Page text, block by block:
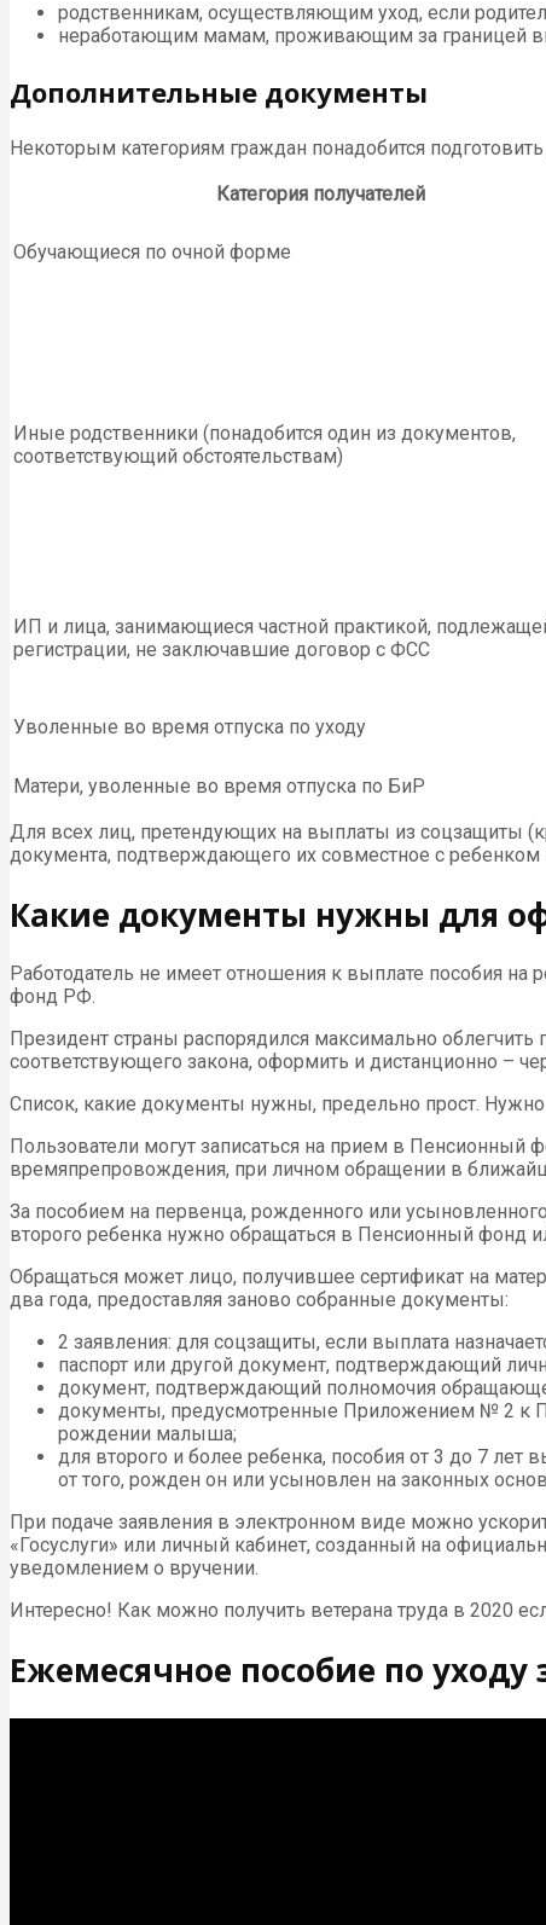
родственникам, осуществляющим уход, если
неработающим мамам, проживающим за границей
Дополнительные документы
Некоторым категориям граждан понадобится
Категория получателей
Обучающиеся по очной форме
Иные родственники (понадобится один из документов,
соответствующий обстоятельствам)
ИП и лица, занимающиеся частной практикой,
регистрации, не заключавшие договор с ФСС
Уволенные во время отпуска по уходу
Матери, уволенные во время отпуска по БиР
Для всех лиц, претендующих на выплаты из соцзащиты
документа, подтверждающего их совместное с
Какие документы нужны для
Работодатель не имеет отношения к выплате пособия
фонд РФ.
Президент страны распорядился максимально
соответствующего закона, оформить и дистанционно –
Список, какие документы нужны, предельно прост. Нужно
Пользователи могут записаться на прием в Пенсионный
времяпрепровождения, при личном обращении в
За пособием на первенца, рожденного или
второго ребенка нужно обращаться в Пенсионный фонд
Обращаться может лицо, получившее сертификат на
два года, предоставляя заново собранные документы:
2 заявления: для соцзащиты, если выплата
паспорт или другой документ, подтверждающий
документ, подтверждающий полномочия
документы, предусмотренные Приложением № 2 к
рождении малыша;
для второго и более ребенка, пособия от 3 до 7
от того, рожден он или усыновлен на законных
При подаче заявления в электронном виде можно
«Госуслуги» или личный кабинет, созданный на
уведомлением о вручении.
Интересно! Как можно получить ветерана труда в 2020
Ежемесячное пособие по